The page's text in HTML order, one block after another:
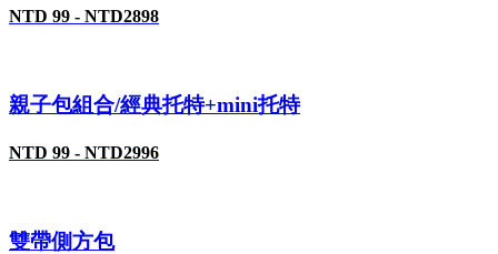
NTD 99 - NTD2898
親子包組合/經典托特+mini托特
NTD 99 - NTD2996
雙帶側方包